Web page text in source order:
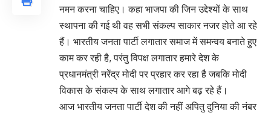
नमन करना चाहिए। कहा भाजपा की जिन उद्देश्यों के साथ
स्थापना की गई थी वह सभी संकल्प साकार नजर होते आ रहे
हैं। भारतीय जनता पार्टी लगातार समाज में समन्वय बनाते हुए
काम कर रही है, परंतु विपक्ष लगातार हमारे देश के
प्रधानमंत्री नरेंद्र मोदी पर प्रहार कर रहा है जबकि मोदी
विकास के संकल्प के साथ लगातार आगे बढ़ रहे हैं।
आज भारतीय जनता पार्टी देश की नहीं अपितु दुनिया की नंबर